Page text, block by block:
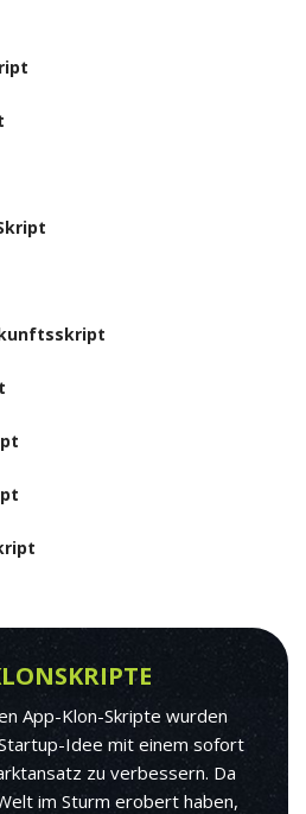
App-Klon-Skripte wurden
Idee mit einem sofort
zu verbessern. Da
im Sturm erobert haben,